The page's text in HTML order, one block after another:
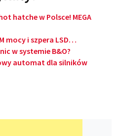
hatche w Polsce! MEGA
mocy i szpera LSD…
w systemie B&O?
automat dla silników